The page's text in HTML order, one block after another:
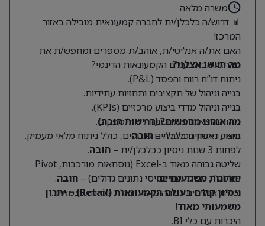
משרה מלאה
📊 דרוש/ה כלכלן/ית לחברה קמעונאית מובילה באזור
המרכז!
האם את/ה אנליטי/ת, אוהב/ת מספרים ומחפש/ת את
האתגר הבא בעולם הקמעונאות הדינמי?
מה תעשו אצלנו?
ניתוח דו”ח רווח והפסד (P&L).
בנייה וניהול של תקציבים ותחזיות עתידיות.
בנייה וניהול מדדי ביצוע מרכזיים (KPIs).
ניתוח הוצאות והתחשבנות מול ספקים.
ביצוע ניתוחים כלכליים שוטפים, כולל ניתוח מלאי מעמיק.
מה אנחנו מחפשים? (דרישות חובה)
תואר ראשון בכלכלה –חובה.
לפחות 3 שנות ניסיון ככלכלן/ית –
חובה.
שליטה גבוהה מאוד ב-Excel (נוסחאות מורכבות, Pivot
Tables, עבודה עם בסיסי נתונים גדולים) –
חובה.
יכולת אנליטית גבוהה מאוד ויכולת למידה עצמאית.
יתרונות משמעותיים:
ניסיון קודם בעולם הקמעונאות (Retail) – יתרון
משמעותי מאוד!
היכרות עם כלי BI.